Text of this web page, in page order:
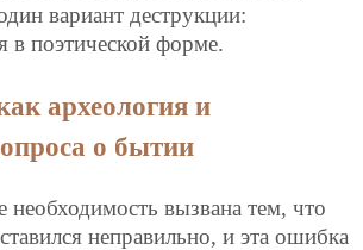
вариант деструкции:
поэтической форме.
археология и
о бытии
необходимость вызвана тем, что
неправильно, и эта ошибка